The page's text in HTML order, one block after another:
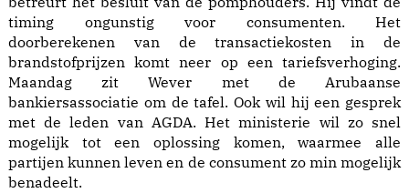
timing ongunstig voor consumenten. Het
doorberekenen van de transactiekosten in de
brandstofprijzen komt neer op een tariefsverhoging.
Maandag zit Wever met de Arubaanse
bankiersassociatie om de tafel. Ook wil hij een gesprek
met de leden van AGDA. Het ministerie wil zo snel
mogelijk tot een oplossing komen, waarmee alle
partijen kunnen leven en de consument zo min mogelijk
benadeelt.